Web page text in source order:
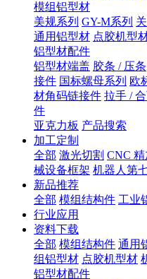
模组铝型材
美规系列 GY-M系列
通用铝型材 点胶机型
铝型材配件
铝型材端盖 胶条 / 压条
接件 国标螺母系列 欧
材角码链接件 拉手 /
件
亚克力板 产品搜索
加工定制
全部 激光切割 CNC 精
械设备框架 机器人第
新品推荐
全部 模组结构件 工业
行业应用
资料下载
全部 模组结构件 通用
组铝型材 点胶机型材
铝型材配件